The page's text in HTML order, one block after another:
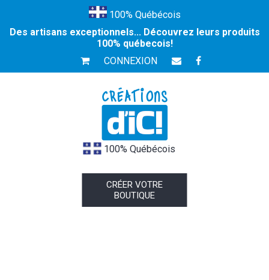
100% Québécois
Des artisans exceptionnels... Découvrez leurs produits
100% québecois!
CONNEXION
100% Québécois
CRÉER VOTRE
BOUTIQUE